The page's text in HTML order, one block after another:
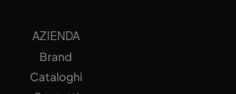
AZIENDA
Brand
Cataloghi